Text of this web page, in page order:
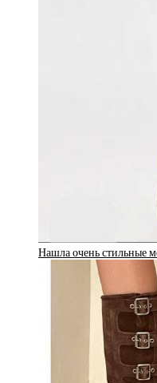
Нашла очень стильные